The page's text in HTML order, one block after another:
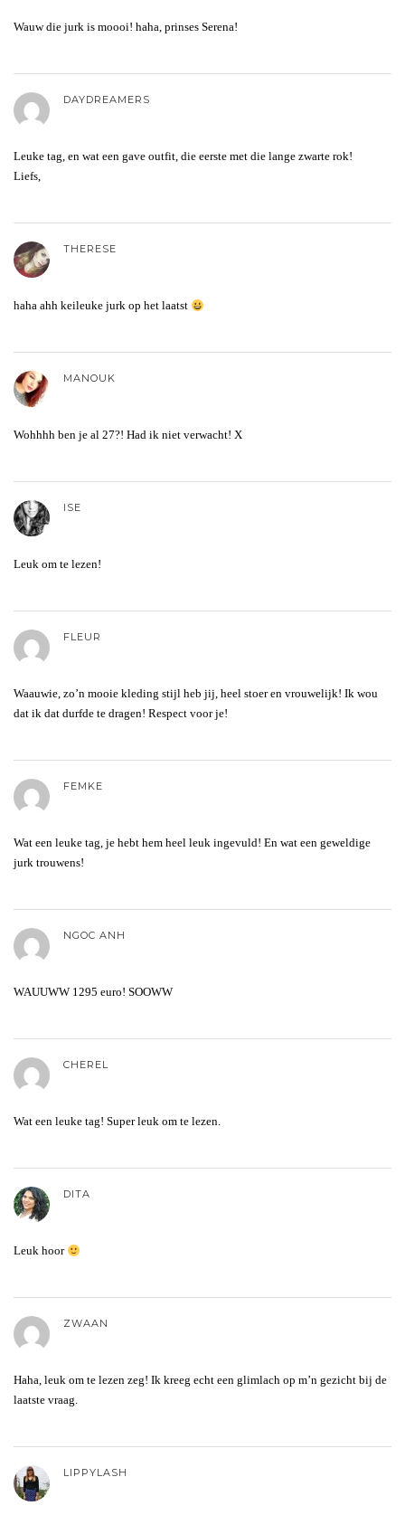
Wauw die jurk is moooi! haha, prinses Serena!
DAYDREAMERS
Leuke tag, en wat een gave outfit, die eerste met die lange zwarte rok!
Liefs,
THERESE
haha ahh keileuke jurk op het laatst
MANOUK
Wohhhh ben je al 27?! Had ik niet verwacht! X
ISE
Leuk om te lezen!
FLEUR
Waauwie, zo’n mooie kleding stijl heb jij, heel stoer en vrouwelijk! Ik wou
dat ik dat durfde te dragen! Respect voor je!
FEMKE
Wat een leuke tag, je hebt hem heel leuk ingevuld! En wat een geweldige
jurk trouwens!
NGOC ANH
WAUUWW 1295 euro! SOOWW
CHEREL
Wat een leuke tag! Super leuk om te lezen.
DITA
Leuk hoor
ZWAAN
Haha, leuk om te lezen zeg! Ik kreeg echt een glimlach op m’n gezicht bij de
laatste vraag.
LIPPYLASH